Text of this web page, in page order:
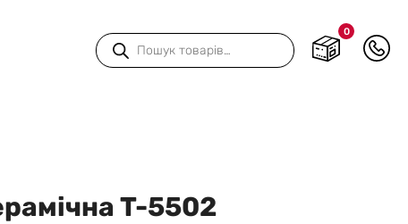
Пошук
товарів
0
T-5502